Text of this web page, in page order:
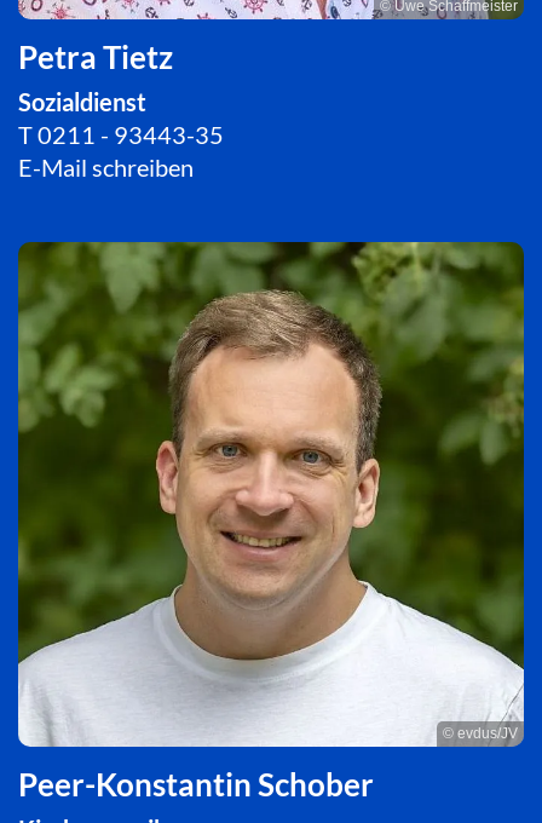
© Uwe Schaffmeister
Petra Tietz
Sozialdienst
T0211 - 93443-35
E-Mail schreiben
© evdus/JV
Peer-Konstantin Schober